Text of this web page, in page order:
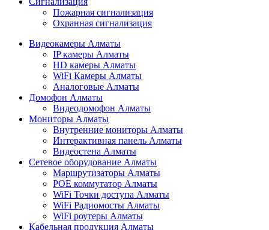
Пожарная сигнализация
Охранная сигнализация
Видеокамеры Алматы
IP камеры Алматы
HD камеры Алматы
WiFi Камеры Алматы
Аналоговые Алматы
Домофон Алматы
Видеодомофон Алматы
Мониторы Алматы
Внутренние мониторы Алматы
Интерактивная панель Алматы
Видеостена Алматы
Сетевое оборудование Алматы
Маршрутизаторы Алматы
POE коммутатор Алматы
WiFi Точки доступа Алматы
WiFi Радиомосты Алматы
WiFi роутеры Алматы
Кабельная продукция Алматы